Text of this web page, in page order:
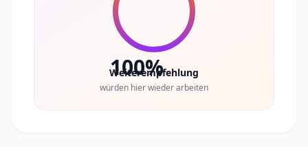
100%
Weiterempfehlung
würden hier wieder arbeiten